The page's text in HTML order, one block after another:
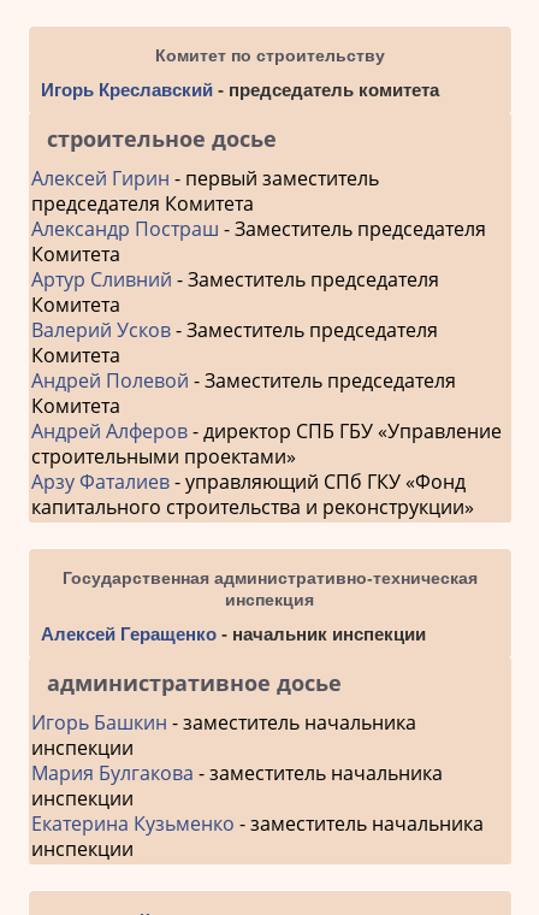
Комитет по строительству
Игорь Креславский - председатель комитета
строительное досье
Алексей Гирин - первый заместитель
председателя Комитета
Александр Постраш - Заместитель председателя
Комитета
Артур Сливний - Заместитель председателя
Комитета
Валерий Усков- Заместитель председателя
Комитета
Андрей Полевой - Заместитель председателя
Комитета
Андрей Алферов- директор СПБ ГБУ «Управление
строительными проектами»
Арзу Фаталиев- управляющий СПб ГКУ «Фонд
капитального строительства и реконструкции»
Государственная административно-техническая
инспекция
Алексей Геращенко- начальник инспекции
административное досье
Игорь Башкин - заместитель начальника
инспекции
Мария Булгакова - заместитель начальника
инспекции
Екатерина Кузьменко - заместитель начальника
инспекции